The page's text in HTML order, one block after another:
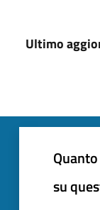
Ultimo
su